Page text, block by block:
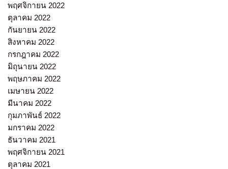
พฤศจิกายน 2022
ตุลาคม 2022
กันยายน 2022
สิงหาคม 2022
กรกฎาคม 2022
มิถุนายน 2022
พฤษภาคม 2022
เมษายน 2022
มีนาคม 2022
กุมภาพันธ์ 2022
มกราคม 2022
ธันวาคม 2021
พฤศจิกายน 2021
ตุลาคม 2021